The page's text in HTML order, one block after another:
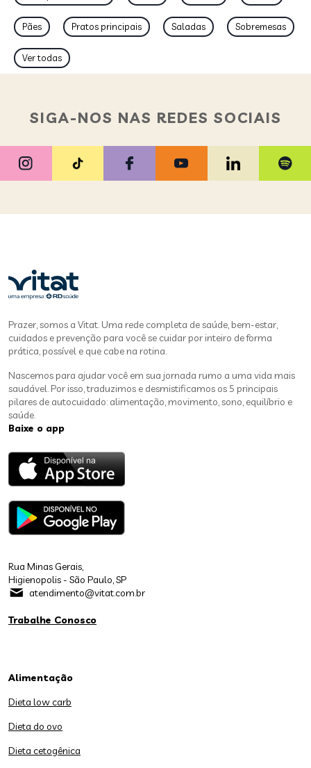
Pães Pratos principais Saladas Sobremesas
Ver todas
SIGA-NOS NAS REDES SOCIAIS
Prazer, somos a Vitat. Uma rede completa de saúde, bem-estar,
cuidados e prevenção para você se cuidar por inteiro de forma
prática, possível e que cabe na rotina.
Nascemos para ajudar você em sua jornada rumo a uma vida mais
saudável. Por isso, traduzimos e desmistificamos os 5 principais
pilares de autocuidado: alimentação, movimento, sono, equilíbrio e
saúde.
Baixe o app
Rua Minas Gerais,
Higienopolis - São Paulo, SP
atendimento@vitat.com.br
Trabalhe Conosco
Alimentação
Dieta low carb
Dieta do ovo
Dieta cetogênica